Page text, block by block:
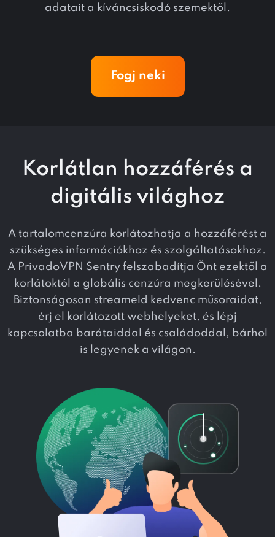
adatait a kíváncsiskodó szemektől.
Fogj neki
Korlátlan hozzáférés a
digitális világhoz
A tartalomcenzúra korlátozhatja a hozzáférést a
szükséges információkhoz és szolgáltatásokhoz.
A PrivadoVPN Sentry felszabadítja Önt ezektől a
korlátoktól a globális cenzúra megkerülésével.
Biztonságosan streameld kedvenc műsoraidat,
érj el korlátozott webhelyeket, és lépj
kapcsolatba barátaiddal és családoddal, bárhol
is legyenek a világon.